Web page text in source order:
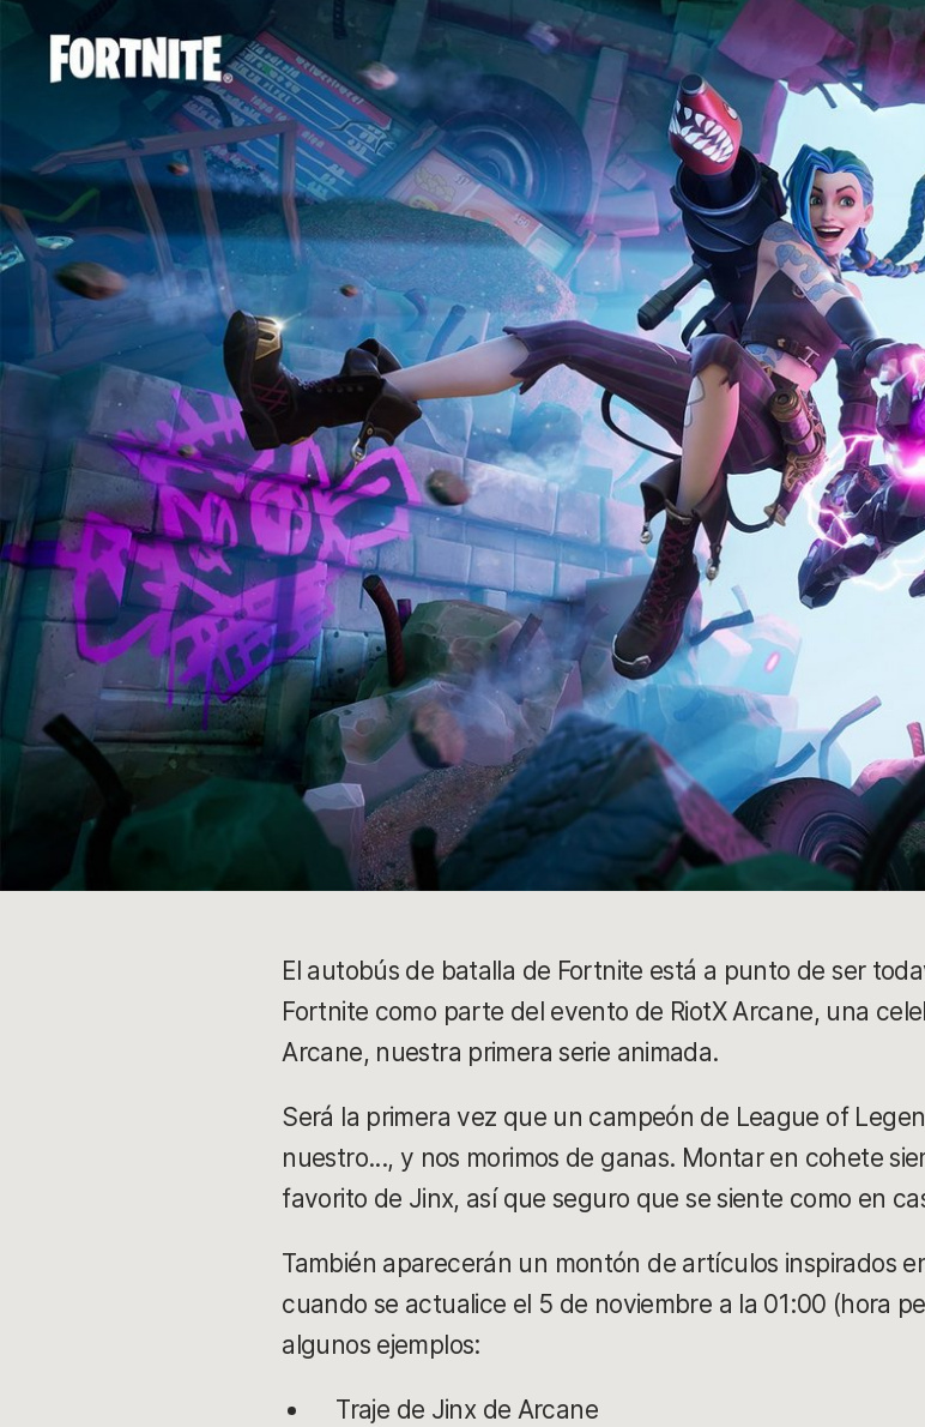
El autobús de batalla de Fortnite está a punto de ser
Fortnite como parte del evento de RiotX Arcane, una
Arcane, nuestra primera serie animada.
Será la primera vez que un campeón de League of
nuestro..., y nos morimos de ganas. Montar en cohete
favorito de Jinx, así que seguro que se siente como en
También aparecerán un montón de artículos inspirados
cuando se actualice el 5 de noviembre a la 01:00 (hora
algunos ejemplos:
Traje de Jinx de Arcane